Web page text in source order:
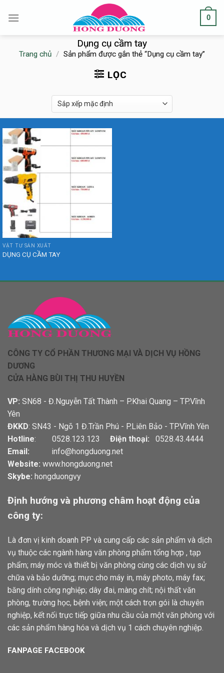
0
Dụng cụ cầm tay
Trang chủ / Sản phẩm được gắn thẻ “Dụng cụ cầm tay”
LỌC
VẬT TƯ SẢN XUẤT
DỤNG CỤ CẦM TAY
CÔNG TY CỔ PHẦN THƯƠNG MẠI VÀ DỊCH VỤ HỒNG
DƯƠNG
CỬA HÀNG BÙI THỊ THU HUYỀN
VP: SN68 - Đ.Nguyễn Tất Thành – P.Khai Quang – TP.Vĩnh
Yên
ĐKKD: SN43 - Ngõ 1 Đ.Trần Phú - P.Liên Bảo - TP.Vĩnh Yên
Hotline: 0528.123.123 Điện thoại: 0528.43.4444
Email:
info@hongduong.net
Website: www.hongduong.net
Skybe: hongduongvy
Định hướng và phương châm hoạt động của
công ty:
Là đơn vị kinh doanh PP và cung cấp các sản phẩm và dịch
vụ thuộc các ngành hàng văn phòng phẩm tổng hợp , tạp
phẩm; máy móc và thiết bị văn phòng cùng các dịch vụ sử
chữa và bảo dưỡng; mực cho máy in, máy photo, máy fax;
băng dính công nghiệp; dây đai, màng chít; nội thất văn
phòng, trường học, bệnh viện; một cách trọn gói là chuyên
nghiệp, kết nối trực tiếp giữa nhu cầu của một văn phòng với
các sản phẩm hàng hóa và dịch vụ 1 cách chuyên nghiệp.
FANPAGE FACEBOOK